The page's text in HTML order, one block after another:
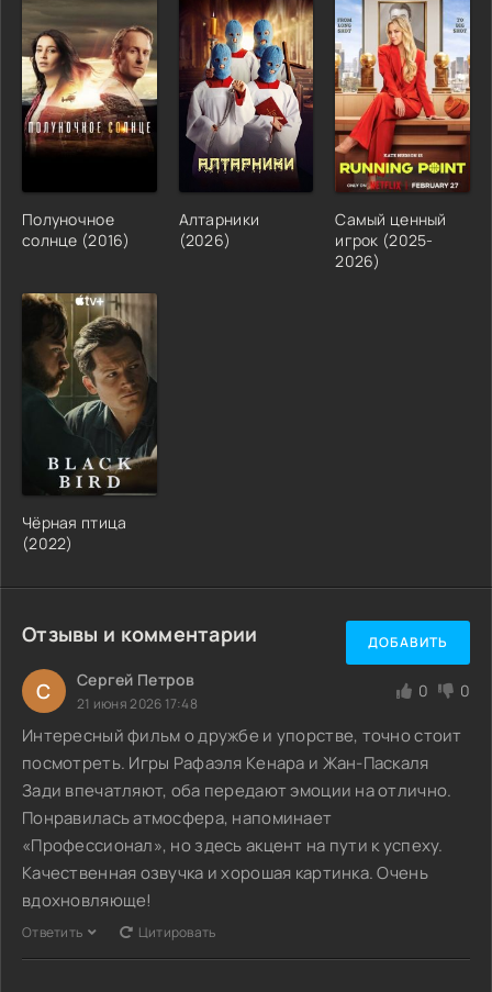
Полуночное
солнце (2016)
Алтарники
(2026)
Самый ценный
игрок (2025-
2026)
Чёрная птица
(2022)
Отзывы и комментарии ДОБАВИТЬ
С Сергей Петров
21 июня 2026 17:48
0 0
Интересный фильм о дружбе и упорстве, точно стоит
посмотреть. Игры Рафаэля Кенара и Жан-Паскаля
Зади впечатляют, оба передают эмоции на отлично.
Понравилась атмосфера, напоминает
«Профессионал», но здесь акцент на пути к успеху.
Качественная озвучка и хорошая картинка. Очень
вдохновляюще!
Ответить Цитировать